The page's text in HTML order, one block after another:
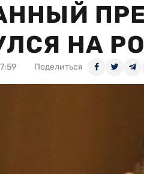
НА
Поделиться